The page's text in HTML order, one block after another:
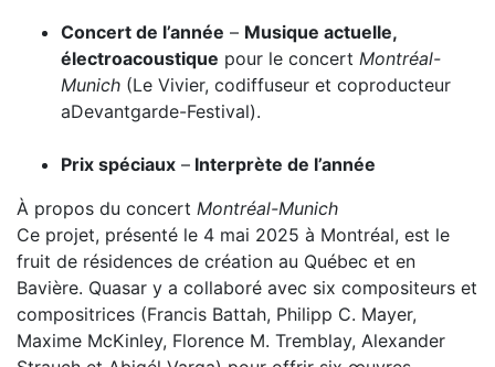
Concert de l’année – Musique actuelle,
électroacoustique pour le concert Montréal-
Munich (Le Vivier, codiffuseur et coproducteur
aDevantgarde-Festival).
Prix spéciaux – Interprète de l’année
À propos du concert Montréal-Munich
Ce projet, présenté le 4 mai 2025 à Montréal, est le
fruit de résidences de création au Québec et en
Bavière. Quasar y a collaboré avec six compositeurs et
compositrices (Francis Battah, Philipp C. Mayer,
Maxime McKinley, Florence M. Tremblay, Alexander